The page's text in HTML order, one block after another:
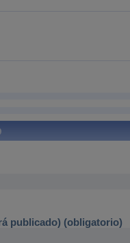
publicado) (obligatorio)